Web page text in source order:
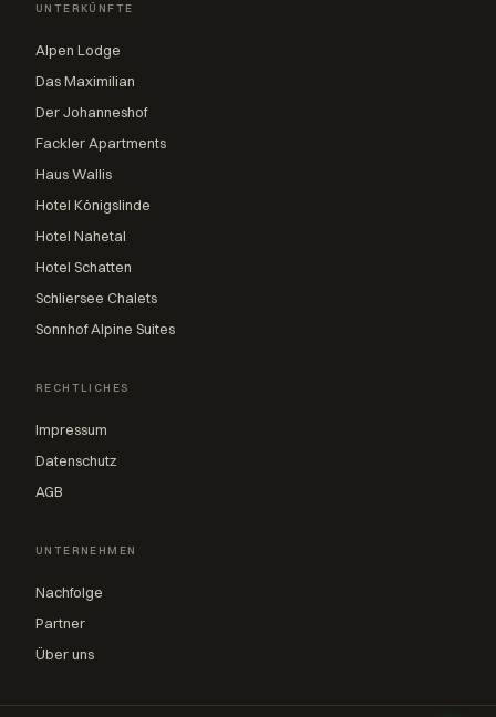
UNTERKÜNFTE
Alpen Lodge
Das Maximilian
Der Johanneshof
Fackler Apartments
Haus Wallis
Hotel Königslinde
Hotel Nahetal
Hotel Schatten
Schliersee Chalets
Sonnhof Alpine Suites
RECHTLICHES
Impressum
Datenschutz
AGB
UNTERNEHMEN
Nachfolge
Partner
Über uns